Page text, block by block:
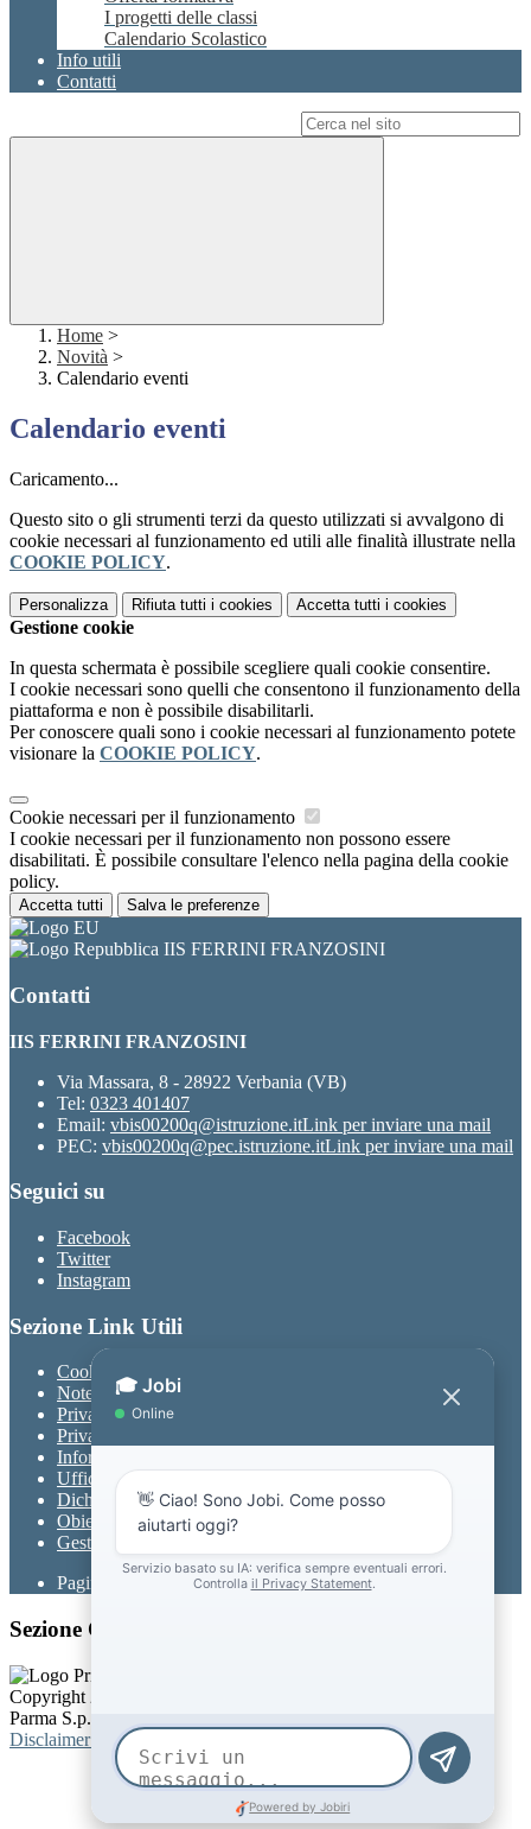
I progetti delle classi
Calendario Scolastico
Info utili
Contatti
Home >
Novità >
Calendario eventi
Calendario eventi
Caricamento...
Questo sito o gli strumenti terzi da questo utilizzati si avvalgono di
cookie necessari al funzionamento ed utili alle finalità illustrate nella
COOKIE POLICY.
Personalizza Rifiuta tutti i cookies Accetta tutti i cookies
Gestione cookie
In questa schermata è possibile scegliere quali cookie consentire.
I cookie necessari sono quelli che consentono il funzionamento della
piattaforma e non è possibile disabilitarli.
Per conoscere quali sono i cookie necessari al funzionamento potete
visionare la COOKIE POLICY.
Cookie necessari per il funzionamento
I cookie necessari per il funzionamento non possono essere
disabilitati. È possibile consultare l'elenco nella pagina della cookie
policy.
Accetta tutti Salva le preferenze
IIS FERRINI FRANZOSINI
Contatti
IIS FERRINI FRANZOSINI
Via Massara, 8 - 28922 Verbania (VB)
Tel: 0323 401407
Email: vbis00200q@istruzione.itLink per inviare una mail
PEC: vbis00200q@pec.istruzione.itLink per inviare una mail
Seguici su
Facebook
Twitter
Instagram
Sezione Link Utili
Cookie policy
Note legali
Privacy
Privacy Policy
Informativa Privacy chatbot Jobi
Ufficio Relazioni con il Pubblico
Dichiarazione di accessibilità
Obiettivi di accessibilità
Gestione consensi cookie
Pagina visualizzata682volte
Sezione Copyright
Copyright 2026 | Engineered and powered by Gruppo Spaggiari
Parma S.p.A. | Divisione Publishing & New Social Media
Disclaimer trattamento dati personali